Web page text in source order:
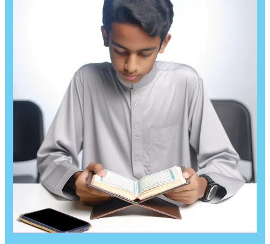
numérique
immersion
en
arabe,
compréhension
Coran
et